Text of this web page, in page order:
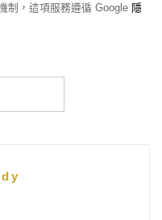
制，這項服務遵循 Google 隱